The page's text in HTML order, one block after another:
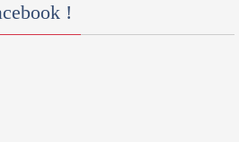
!